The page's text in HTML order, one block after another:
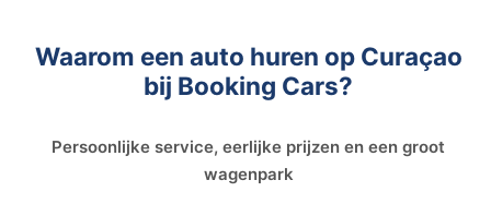
Waarom een auto huren op Curaçao
bij Booking Cars?
Persoonlijke service, eerlijke prijzen en een groot
wagenpark